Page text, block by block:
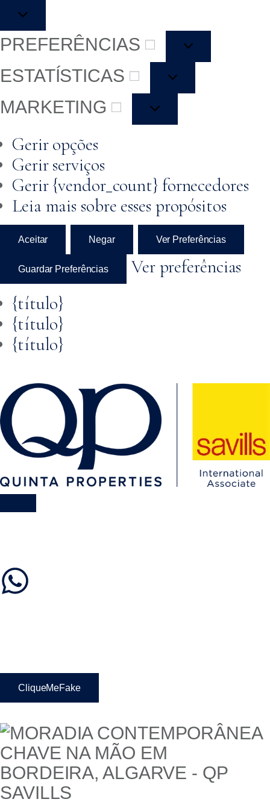
PREFERÊNCIAS
ESTATÍSTICAS
MARKETING
Gerir opções
Gerir serviços
Gerir {vendor_count} fornecedores
Leia mais sobre esses propósitos
Aceitar Negar Ver Preferências
Guardar Preferências
Ver preferências
{título}
{título}
{título}
CliqueMeFake